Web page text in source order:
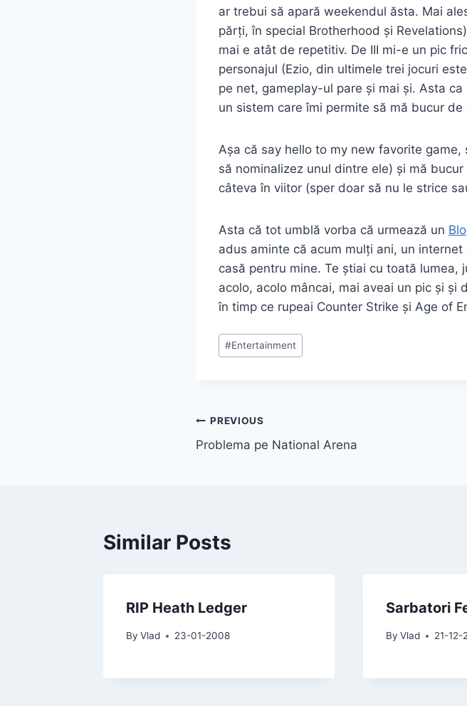
ar trebui să apară weekendul ăsta. Mai
părți, în special Brotherhood și
mai e atât de repetitiv. De III mi-e un pic
personajul (Ezio, din ultimele trei jocuri
pe net, gameplay-ul pare și mai și. Asta
un sistem care îmi permite să mă bucur de
Așa că say hello to my new favorite game,
să nominalizez unul dintre ele) și mă
câteva în viitor (sper doar să nu le strice
Asta că tot umblă vorba că urmează un
adus aminte că acum mulți ani, un
casă pentru mine. Te știai cu toată
acolo, acolo mâncai, mai aveai un pic și
în timp ce rupeai Counter Strike și Age of
Post
Tags:
#Entertainment
Post
navigation
PREVIOUS
Problema pe National Arena
Similar Posts
RIP Heath Ledger
By Vlad 23-01-2008
Sarbatori
By Vlad 21-12-